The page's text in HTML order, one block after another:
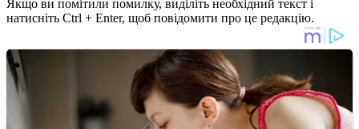
Якщо ви помітили помилку, виділіть необхідний текст і
натисніть Ctrl + Enter, щоб повідомити про це редакцію.